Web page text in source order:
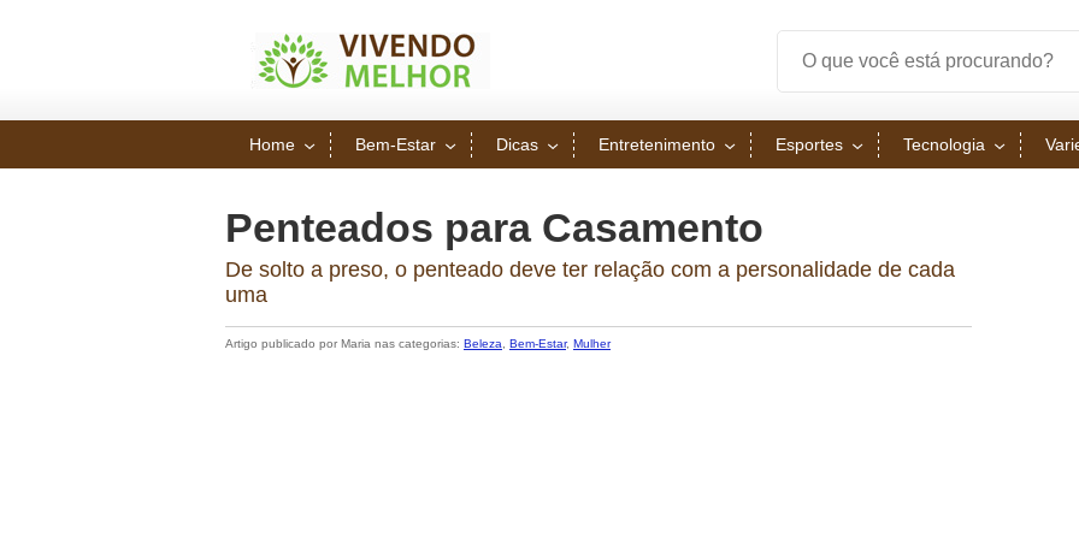
Home Bem-Estar Dicas Entretenimento Esportes Tecnologia
Penteados para Casamento
De solto a preso, o penteado deve ter relação com a personalidade de cada
uma
Artigo publicado por Maria nas categorias: Beleza Bem-Estar, Mulher